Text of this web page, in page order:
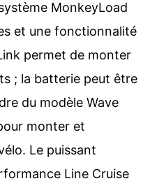
MonkeyLoad
et une fonctionnalité
permet de monter
; la batterie peut être
du modèle Wave
monter et
Le puissant
Line Cruise